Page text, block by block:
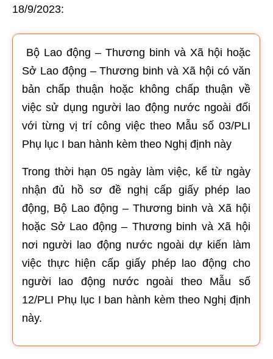
18/9/2023:
Bộ Lao động – Thương binh và Xã hội hoặc
Sở Lao động – Thương binh và Xã hội có văn
bản chấp thuận hoặc không chấp thuận về
việc sử dụng người lao động nước ngoài đối
với từng vị trí công việc theo Mẫu số 03/PLI
Phụ lục I ban hành kèm theo Nghị định này
Trong thời hạn 05 ngày làm việc, kể từ ngày
nhận đủ hồ sơ đề nghị cấp giấy phép lao
động, Bộ Lao động – Thương binh và Xã hội
hoặc Sở Lao động – Thương binh và Xã hội
nơi người lao động nước ngoài dự kiến làm
việc thực hiện cấp giấy phép lao động cho
người lao động nước ngoài theo Mẫu số
12/PLI Phụ lục I ban hành kèm theo Nghị định
này.